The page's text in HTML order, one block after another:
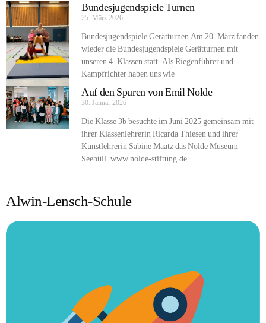
Bundesjugendspiele Turnen
25. März 2026
Bundesjugendspiele Gerätturnen Am 20. März fanden
wieder die Bundesjugendspiele Gerätturnen mit
unseren 4. Klassen statt. Als Riegenführer und
Kampfrichter haben uns wie
Auf den Spuren von Emil Nolde
30. Januar 2026
Die Klasse 3b besuchte im Juni 2025 gemeinsam mit
ihrer Klassenlehrerin Ricarda Thiesen und ihrer
Kunstlehrerin Sabine Maatz das Nolde Museum
Seebüll. www.nolde-stiftung.de
Alwin-Lensch-Schule